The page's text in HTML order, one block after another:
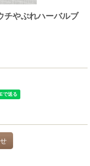
チやぶれハーバルブ